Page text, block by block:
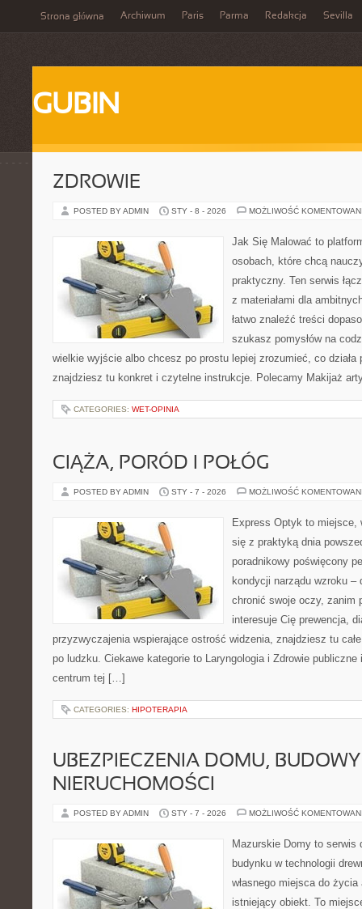
Strona główna Archiwum Paris Parma Redakcja Sevilla
GUBIN
ZDROWIE
POSTED BY ADMIN STY - 8 - 2026 MOŻLIWOŚĆ
Jak Się Malować to
osobach, które chcą
praktyczny. Ten serwis
z materiałami dla
łatwo znaleźć treści
szukasz pomysłów na
wielkie wyjście albo chcesz po prostu lepiej zrozumieć, co działa
znajdziesz tu konkret i czytelne instrukcje. Polecamy Makijaż
CATEGORIES: WET-OPINIA
CIĄŻA, PORÓD I POŁÓG
POSTED BY ADMIN STY - 7 - 2026 MOŻLIWOŚĆ
Express Optyk to
się z praktyką dnia
poradnikowy poświęcony
kondycji narządu wzroku
chronić swoje oczy, zanim
interesuje Cię prewencja,
przyzwyczajenia wspierające ostrość widzenia, znajdziesz tu
po ludzku. Ciekawe kategorie to Laryngologia i Zdrowie
centrum tej […]
CATEGORIES: HIPOTERAPIA
UBEZPIECZENIA DOMU,
NIERUCHOMOŚCI
POSTED BY ADMIN STY - 7 - 2026 MOŻLIWOŚĆ
Mazurskie Domy to serwis
budynku w technologii
własnego miejsca do
istniejący obiekt. To